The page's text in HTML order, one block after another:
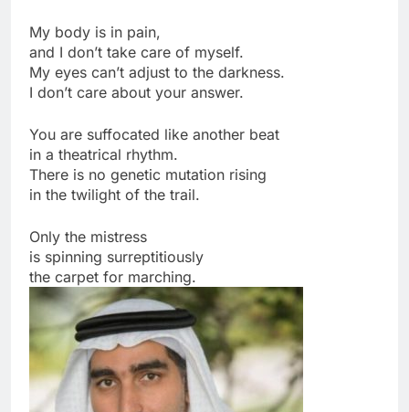
My body is in pain,
and I don’t take care of myself.
My eyes can’t adjust to the darkness.
I don’t care about your answer.
You are suffocated like another beat
in a theatrical rhythm.
There is no genetic mutation rising
in the twilight of the trail.
Only the mistress
is spinning surreptitiously
the carpet for marching.